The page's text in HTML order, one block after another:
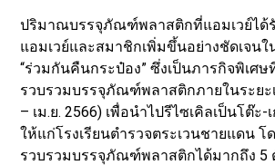
ปริมาณบรรจุภัณฑ์พลาสติกที่แอมเวย์ได้
แอมเวย์และสมาชิกเพิ่มขึ้นอย่างชัดเจน
“ร่วมกันคืนกระป๋อง” ซึ่งเป็นภารกิจพิเศษ
รวบรวมบรรจุภัณฑ์พลาสติกภายในระยะ
– เม.ย. 2566) เพื่อนำไปรีไซเคิลเป็นโต๊ะ
ให้แก่โรงเรียนตำรวจตระเวนชายแดน โ
รวบรวมบรรจุภัณฑ์พลาสติกได้มากถึง 5